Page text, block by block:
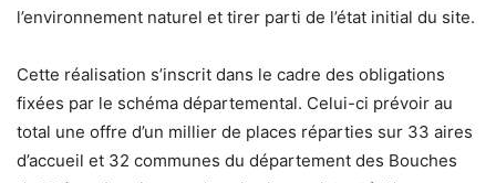
l’environnement naturel et tirer parti de l’état initial du site.
Cette réalisation s’inscrit dans le cadre des obligations
fixées par le schéma départemental. Celui-ci prévoir au
total une offre d’un millier de places réparties sur 33 aires
d’accueil et 32 communes du département des Bouches